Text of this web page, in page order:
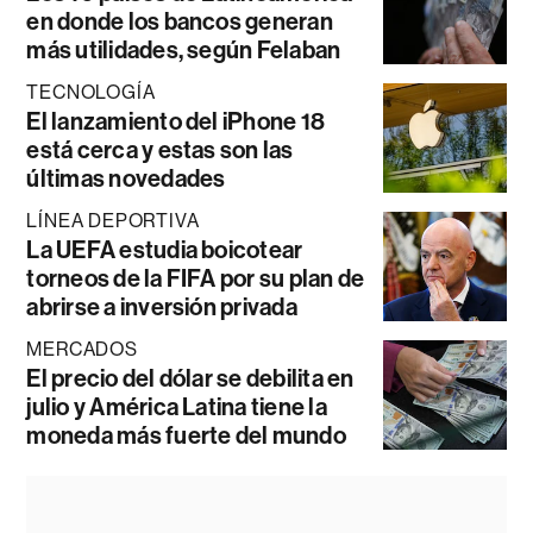
en donde los bancos generan
más utilidades, según Felaban
TECNOLOGÍA
El lanzamiento del iPhone 18
está cerca y estas son las
últimas novedades
LÍNEA DEPORTIVA
La UEFA estudia boicotear
torneos de la FIFA por su plan de
abrirse a inversión privada
MERCADOS
El precio del dólar se debilita en
julio y América Latina tiene la
moneda más fuerte del mundo